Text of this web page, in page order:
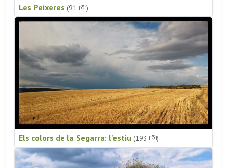
Les Peixeres (91 )
Els colors de la Segarra: l'estiu (193 )